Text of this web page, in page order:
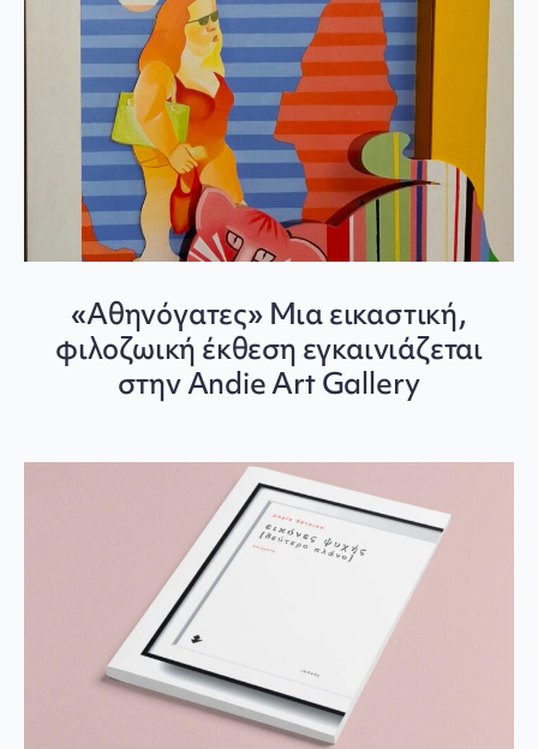
«Αθηνόγατες» Μια εικαστική,
φιλοζωική έκθεση εγκαινιάζεται
στην Andie Art Gallery